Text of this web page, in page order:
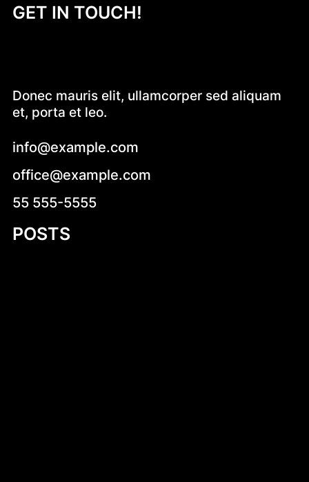
a
GET IN TOUCH!
Donec mauris elit, ullamcorper sed aliquam
et, porta et leo.
info@example.com
office@example.com
55 555-5555
POSTS